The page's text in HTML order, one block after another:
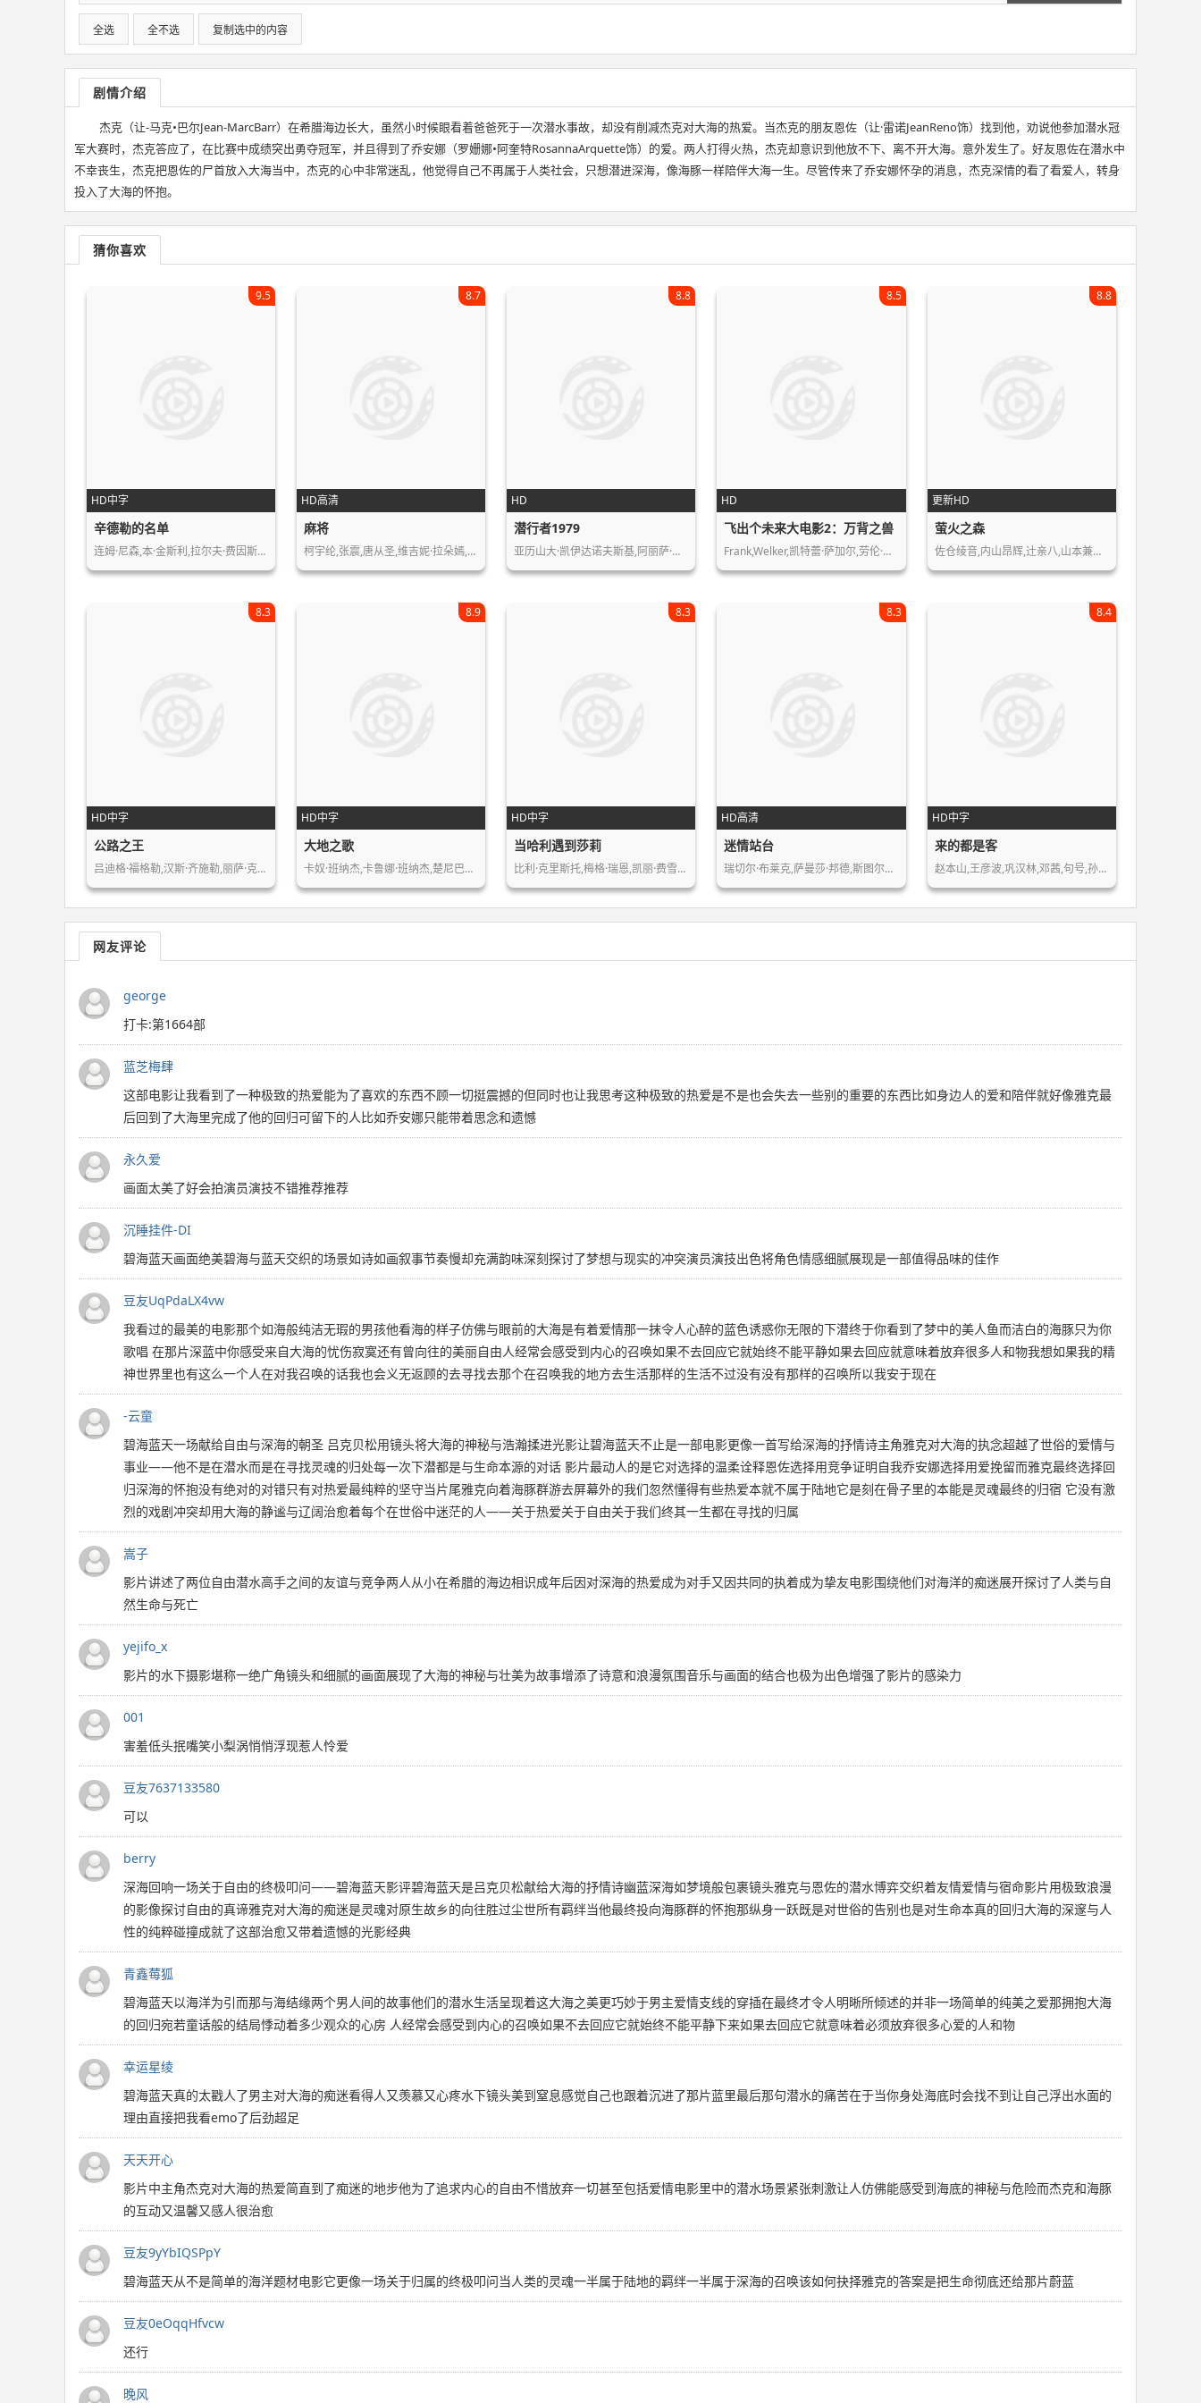
全选 全不选 复制选中的内容
剧情介绍
杰克（让-马克•巴尔Jean-MarcBarr）在希腊海边长大，虽然小时候眼看着爸爸死于一次潜水事故，却没有削减杰克对大海的热爱。当杰克的朋友恩佐（让·雷诺JeanReno饰）找到他，劝说他参加潜水冠
军大赛时，杰克答应了，在比赛中成绩突出勇夺冠军，并且得到了乔安娜（罗姗娜•阿奎特RosannaArquette饰）的爱。两人打得火热，杰克却意识到他放不下、离不开大海。意外发生了。好友恩佐在潜水中
不幸丧生，杰克把恩佐的尸首放入大海当中，杰克的心中非常迷乱，他觉得自己不再属于人类社会，只想潜进深海，像海豚一样陪伴大海一生。尽管传来了乔安娜怀孕的消息，杰克深情的看了看爱人，转身
投入了大海的怀抱。
猜你喜欢
HD中字
9.5
辛德勒的名单
连姆·尼森,本·金斯利,拉尔夫·费因斯…
HD高清
8.7
麻将
柯宇纶,张震,唐从圣,维吉妮·拉朵嫣,…
HD
8.8
潜行者1979
亚历山大·凯伊达诺夫斯基,阿丽萨·弗…
HD
8.5
飞出个未来大电影2：万背之兽
Frank,Welker,凯特蕾·萨加尔,劳伦·…
更新HD
8.8
萤火之森
佐仓绫音,内山昂辉,辻亲八,山本兼平,…
HD中字
8.3
公路之王
吕迪格·福格勒,汉斯·齐施勒,丽萨·克…
HD中字
8.9
大地之歌
卡奴·班纳杰,卡鲁娜·班纳杰,楚尼巴拉…
HD中字
8.3
当哈利遇到莎莉
比利·克里斯托,梅格·瑞恩,凯丽·费雪…
HD高清
8.3
迷情站台
瑞切尔·布莱克,萨曼莎·邦德,斯图尔特…
HD中字
8.4
来的都是客
赵本山,王彦波,巩汉林,邓茜,句号,孙滨…
网友评论
george
打卡:第1664部
蓝芝梅肆
这部电影让我看到了一种极致的热爱能为了喜欢的东西不顾一切挺震撼的但同时也让我思考这种极致的热爱是不是也会失去一些别的重要的东西比如身边人的爱和陪伴就好像雅克最
后回到了大海里完成了他的回归可留下的人比如乔安娜只能带着思念和遗憾
永久爱
画面太美了好会拍演员演技不错推荐推荐
沉睡挂件-DI
碧海蓝天画面绝美碧海与蓝天交织的场景如诗如画叙事节奏慢却充满韵味深刻探讨了梦想与现实的冲突演员演技出色将角色情感细腻展现是一部值得品味的佳作
豆友UqPdaLX4vw
我看过的最美的电影那个如海般纯洁无瑕的男孩他看海的样子仿佛与眼前的大海是有着爱情那一抹令人心醉的蓝色诱惑你无限的下潜终于你看到了梦中的美人鱼而洁白的海豚只为你
歌唱 在那片深蓝中你感受来自大海的忧伤寂寞还有曾向往的美丽自由人经常会感受到内心的召唤如果不去回应它就始终不能平静如果去回应就意味着放弃很多人和物我想如果我的精
神世界里也有这么一个人在对我召唤的话我也会义无返顾的去寻找去那个在召唤我的地方去生活那样的生活不过没有没有那样的召唤所以我安于现在
-云童
碧海蓝天一场献给自由与深海的朝圣 吕克贝松用镜头将大海的神秘与浩瀚揉进光影让碧海蓝天不止是一部电影更像一首写给深海的抒情诗主角雅克对大海的执念超越了世俗的爱情与
事业——他不是在潜水而是在寻找灵魂的归处每一次下潜都是与生命本源的对话 影片最动人的是它对选择的温柔诠释恩佐选择用竞争证明自我乔安娜选择用爱挽留而雅克最终选择回
归深海的怀抱没有绝对的对错只有对热爱最纯粹的坚守当片尾雅克向着海豚群游去屏幕外的我们忽然懂得有些热爱本就不属于陆地它是刻在骨子里的本能是灵魂最终的归宿 它没有激
烈的戏剧冲突却用大海的静谧与辽阔治愈着每个在世俗中迷茫的人——关于热爱关于自由关于我们终其一生都在寻找的归属
嵩子
影片讲述了两位自由潜水高手之间的友谊与竞争两人从小在希腊的海边相识成年后因对深海的热爱成为对手又因共同的执着成为挚友电影围绕他们对海洋的痴迷展开探讨了人类与自
然生命与死亡
yejifo_x
影片的水下摄影堪称一绝广角镜头和细腻的画面展现了大海的神秘与壮美为故事增添了诗意和浪漫氛围音乐与画面的结合也极为出色增强了影片的感染力
001
害羞低头抿嘴笑小梨涡悄悄浮现惹人怜爱
豆友7637133580
可以
berry
深海回响一场关于自由的终极叩问——碧海蓝天影评碧海蓝天是吕克贝松献给大海的抒情诗幽蓝深海如梦境般包裹镜头雅克与恩佐的潜水博弈交织着友情爱情与宿命影片用极致浪漫
的影像探讨自由的真谛雅克对大海的痴迷是灵魂对原生故乡的向往胜过尘世所有羁绊当他最终投向海豚群的怀抱那纵身一跃既是对世俗的告别也是对生命本真的回归大海的深邃与人
性的纯粹碰撞成就了这部治愈又带着遗憾的光影经典
青鑫莓狐
碧海蓝天以海洋为引而那与海结缘两个男人间的故事他们的潜水生活呈现着这大海之美更巧妙于男主爱情支线的穿插在最终才令人明晰所倾述的并非一场简单的纯美之爱那拥抱大海
的回归宛若童话般的结局悸动着多少观众的心房 人经常会感受到内心的召唤如果不去回应它就始终不能平静下来如果去回应它就意味着必须放弃很多心爱的人和物
幸运星绫
碧海蓝天真的太戳人了男主对大海的痴迷看得人又羡慕又心疼水下镜头美到窒息感觉自己也跟着沉进了那片蓝里最后那句潜水的痛苦在于当你身处海底时会找不到让自己浮出水面的
理由直接把我看emo了后劲超足
天天开心
影片中主角杰克对大海的热爱简直到了痴迷的地步他为了追求内心的自由不惜放弃一切甚至包括爱情电影里中的潜水场景紧张刺激让人仿佛能感受到海底的神秘与危险而杰克和海豚
的互动又温馨又感人很治愈
豆友9yYbIQSPpY
碧海蓝天从不是简单的海洋题材电影它更像一场关于归属的终极叩问当人类的灵魂一半属于陆地的羁绊一半属于深海的召唤该如何抉择雅克的答案是把生命彻底还给那片蔚蓝
豆友0eOqqHfvcw
还行
晚风